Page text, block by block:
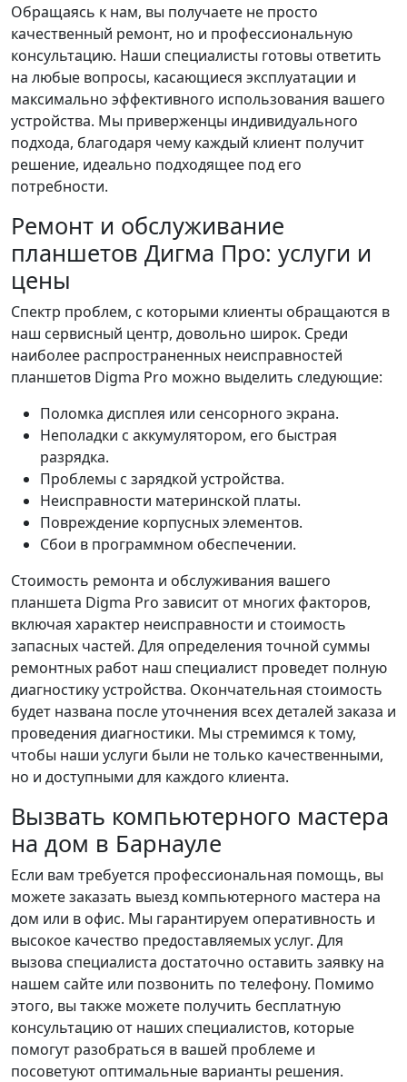
Обращаясь к нам, вы получаете не просто
качественный ремонт, но и профессиональную
консультацию. Наши специалисты готовы ответить
на любые вопросы, касающиеся эксплуатации и
максимально эффективного использования вашего
устройства. Мы приверженцы индивидуального
подхода, благодаря чему каждый клиент получит
решение, идеально подходящее под его
потребности.
Ремонт и обслуживание
планшетов Дигма Про: услуги и
цены
Спектр проблем, с которыми клиенты обращаются в
наш сервисный центр, довольно широк. Среди
наиболее распространенных неисправностей
планшетов Digma Pro можно выделить следующие:
Поломка дисплея или сенсорного экрана.
Неполадки с аккумулятором, его быстрая
разрядка.
Проблемы с зарядкой устройства.
Неисправности материнской платы.
Повреждение корпусных элементов.
Сбои в программном обеспечении.
Стоимость ремонта и обслуживания вашего
планшета Digma Pro зависит от многих факторов,
включая характер неисправности и стоимость
запасных частей. Для определения точной суммы
ремонтных работ наш специалист проведет полную
диагностику устройства. Окончательная стоимость
будет названа после уточнения всех деталей заказа и
проведения диагностики. Мы стремимся к тому,
чтобы наши услуги были не только качественными,
но и доступными для каждого клиента.
Вызвать компьютерного мастера
на дом в Барнауле
Если вам требуется профессиональная помощь, вы
можете заказать выезд компьютерного мастера на
дом или в офис. Мы гарантируем оперативность и
высокое качество предоставляемых услуг. Для
вызова специалиста достаточно оставить заявку на
нашем сайте или позвонить по телефону. Помимо
этого, вы также можете получить бесплатную
консультацию от наших специалистов, которые
помогут разобраться в вашей проблеме и
посоветуют оптимальные варианты решения.